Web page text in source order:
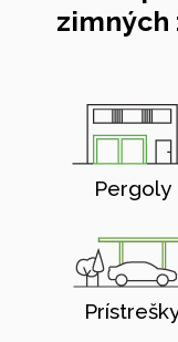
zimných
Pergoly